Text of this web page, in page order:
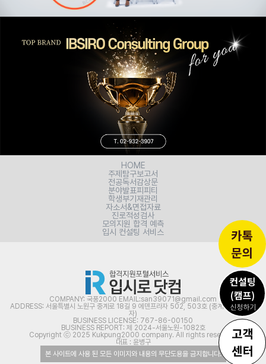
HOME
주제탐구보고서
전공독서감상문
분야발표피피티
학생부기재관리
자소서&면접자료
진로적성검사
모의지원 합격 예측
입시 컨설팅 서비스
COMPANY: 국풍2000 EMAIL:san39071@gmail.com
ADDRESS: 서울특별시 노원구 중계로 18길 9 에덴프라자 502, 503호 (중계동, 신아프라
자)
BUSINESS LICENSE: 767-86-00150
BUSINESS REPORT: 제 2024-서울노원-1082호
Copyright ⓒ 2025 Kukpung2000 company. All rights reserved.
대표 : 윤병구
본 사이트에 사용 된 모든 이미지와 내용의 무단도용을 금지합니다.